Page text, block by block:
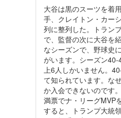
大谷は黒のスーツを着
手、クレイトン・カー
列に整列した。トラン
で、監督の次に大谷を
なシーズンで、野球史
がいます。シーズン
上6人しかいません。
て知られています。な
か入会できないのです
満票でナ・リーグMVP
すると、トランプ大統